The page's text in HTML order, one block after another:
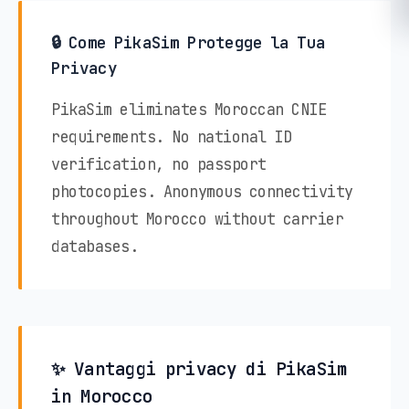
🔒 Come PikaSim Protegge la Tua
Privacy
PikaSim eliminates Moroccan CNIE
requirements. No national ID
verification, no passport
photocopies. Anonymous connectivity
throughout Morocco without carrier
databases.
✨ Vantaggi privacy di PikaSim
in Morocco